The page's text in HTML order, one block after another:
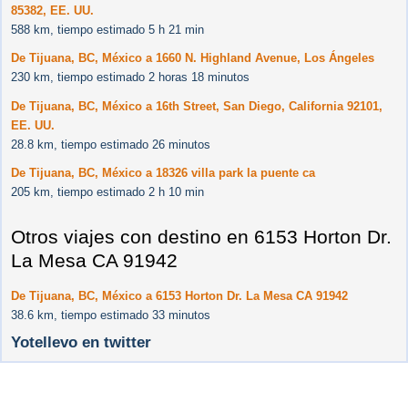
85382, EE. UU.
588 km, tiempo estimado 5 h 21 min
De Tijuana, BC, México a 1660 N. Highland Avenue, Los Ángeles
230 km, tiempo estimado 2 horas 18 minutos
De Tijuana, BC, México a 16th Street, San Diego, California 92101,
EE. UU.
28.8 km, tiempo estimado 26 minutos
De Tijuana, BC, México a 18326 villa park la puente ca
205 km, tiempo estimado 2 h 10 min
Otros viajes con destino en 6153 Horton Dr.
La Mesa CA 91942
De Tijuana, BC, México a 6153 Horton Dr. La Mesa CA 91942
38.6 km, tiempo estimado 33 minutos
Yotellevo en twitter